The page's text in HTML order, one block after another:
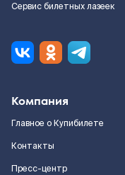
Сервис билетных лазеек
Компания
Главное о Купибилете
Контакты
Пресс-центр